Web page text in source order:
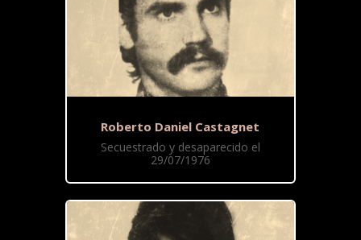
Roberto Daniel Castagnet
Secuestrado y desaparecido el
29/07/1976